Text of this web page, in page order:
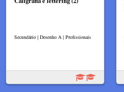
Secundário | Desenho A | Profissionais